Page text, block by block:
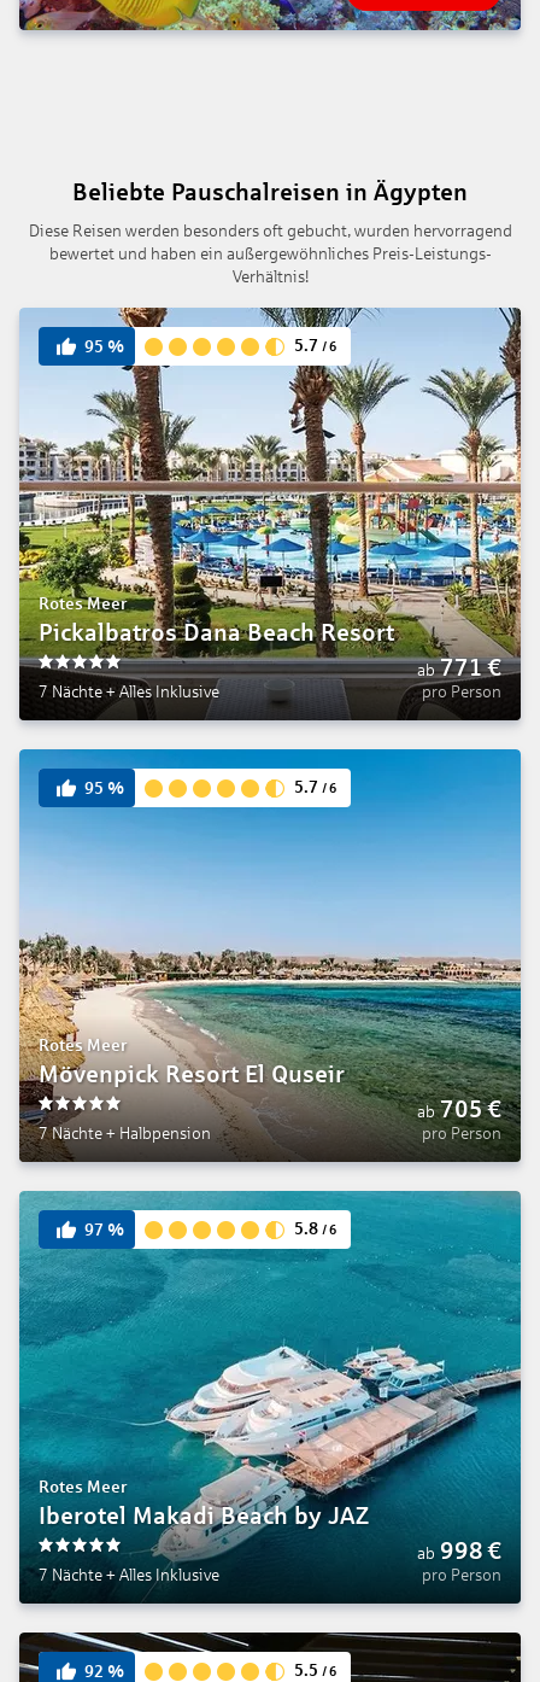
Beliebte Pauschalreisen in Ägypten
Diese Reisen werden besonders oft gebucht, wurden hervorragend
bewertet und haben ein außergewöhnliches Preis-Leistungs-
Verhältnis!
95 % 5.7 /6
Rotes Meer
Pickalbatros Dana Beach Resort
7 Nächte +Alles Inklusive
ab 771€
pro Person
95 % 5.7 /6
Rotes Meer
Mövenpick Resort El Quseir
5
7 Nächte + Halbpension
ab 705€
pro Person
97 % 5.8 /6
Rotes Meer
Iberotel Makadi Beach by JAZ
7 Nächte + Alles Inklusive
ab 998€
pro Person
92 % 5.5 /6